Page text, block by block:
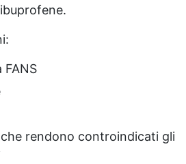
rendono controindicati gli